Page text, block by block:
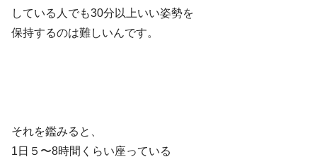
している人でも30分以上いい姿勢を
保持するのは難しいんです。
それを鑑みると、
1日５〜8時間くらい座っている